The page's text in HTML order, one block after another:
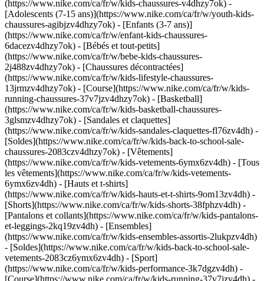
(https://www.nike.com/ca/fr/w/kids-chaussures-v4dhzy7ok) -
[Adolescents (7-15 ans)](https://www.nike.com/ca/fr/w/youth-kids-
chaussures-agibjzv4dhzy7ok) - [Enfants (3-7 ans)]
(https://www.nike.com/ca/fr/w/enfant-kids-chaussures-
6dacezv4dhzy7ok) - [Bébés et tout-petits]
(https://www.nike.com/ca/fr/w/bebe-kids-chaussures-
2j488zv4dhzy7ok) - [Chaussures décontractées]
(https://www.nike.com/ca/fr/w/kids-lifestyle-chaussures-
13jrmzv4dhzy7ok) - [Course](https://www.nike.com/ca/fr/w/kids-
running-chaussures-37v7jzv4dhzy7ok) - [Basketball]
(https://www.nike.com/ca/fr/w/kids-basketball-chaussures-
3glsmzv4dhzy7ok) - [Sandales et claquettes]
(https://www.nike.com/ca/fr/w/kids-sandales-claquettes-fl76zv4dh) -
[Soldes](https://www.nike.com/ca/fr/w/kids-back-to-school-sale-
chaussures-2083czv4dhzy7ok) - [Vêtements]
(https://www.nike.com/ca/fr/w/kids-vetements-6ymx6zv4dh) - [Tous
les vêtements](https://www.nike.com/ca/fr/w/kids-vetements-
6ymx6zv4dh) - [Hauts et t-shirts]
(https://www.nike.com/ca/fr/w/kids-hauts-et-t-shirts-9om13zv4dh) -
[Shorts](https://www.nike.com/ca/fr/w/kids-shorts-38fphzv4dh) -
[Pantalons et collants](https://www.nike.com/ca/fr/w/kids-pantalons-
et-leggings-2kq19zv4dh) - [Ensembles]
(https://www.nike.com/ca/fr/w/kids-ensembles-assortis-2lukpzv4dh)
- [Soldes](https://www.nike.com/ca/fr/w/kids-back-to-school-sale-
vetements-2083cz6ymx6zv4dh) - [Sport]
(https://www.nike.com/ca/fr/w/kids-performance-3k7dgzv4dh) -
[Course](https://www.nike.com/ca/fr/w/kids-running-37v7jzv4dh) -